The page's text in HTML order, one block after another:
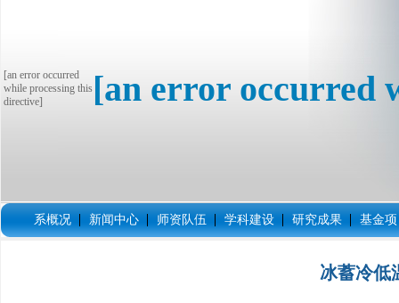
[an error occurred
while processing this
directive]
[an error occurred
系概况 新闻中心 师资队伍 学科建设 研究成果 基金
冰蓄冷低